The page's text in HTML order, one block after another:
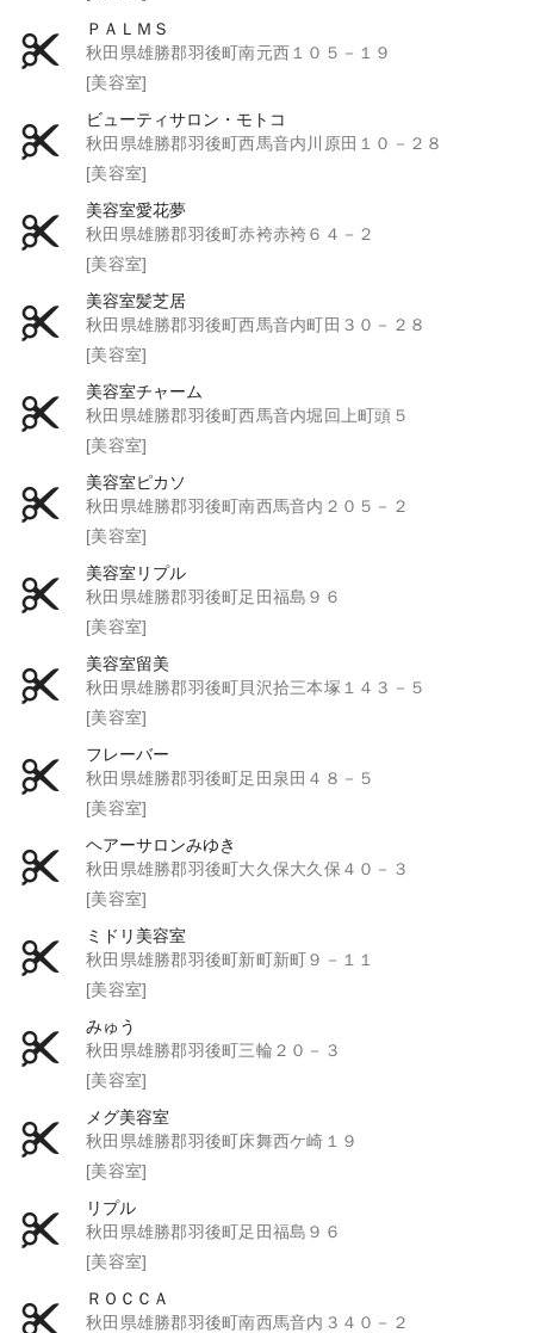
ＰＡＬＭＳ
秋田県雄勝郡羽後町南元西１０５－１９
[美容室]
ビューティサロン・モトコ
秋田県雄勝郡羽後町西馬音内川原田１０－２８
[美容室]
美容室愛花夢
秋田県雄勝郡羽後町赤袴赤袴６４－２
[美容室]
美容室髪芝居
秋田県雄勝郡羽後町西馬音内町田３０－２８
[美容室]
美容室チャーム
秋田県雄勝郡羽後町西馬音内堀回上町頭５
[美容室]
美容室ピカソ
秋田県雄勝郡羽後町南西馬音内２０５－２
[美容室]
美容室リプル
秋田県雄勝郡羽後町足田福島９６
[美容室]
美容室留美
秋田県雄勝郡羽後町貝沢拾三本塚１４３－５
[美容室]
フレーバー
秋田県雄勝郡羽後町足田泉田４８－５
[美容室]
ヘアーサロンみゆき
秋田県雄勝郡羽後町大久保大久保４０－３
[美容室]
ミドリ美容室
秋田県雄勝郡羽後町新町新町９－１１
[美容室]
みゅう
秋田県雄勝郡羽後町三輪２０－３
[美容室]
メグ美容室
秋田県雄勝郡羽後町床舞西ケ崎１９
[美容室]
リプル
秋田県雄勝郡羽後町足田福島９６
[美容室]
ＲＯＣＣＡ
秋田県雄勝郡羽後町南西馬音内３４０－２